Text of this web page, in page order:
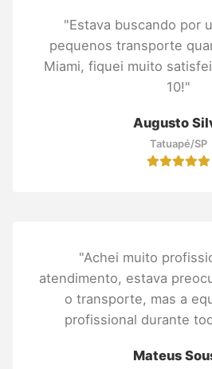
"Estava buscando por
pequenos transporte
Miami, fiquei muito
10!"
Augusto
Tatuapé/SP
"Achei muito
atendimento, estava
o transporte, mas a
profissional durante
Mateus